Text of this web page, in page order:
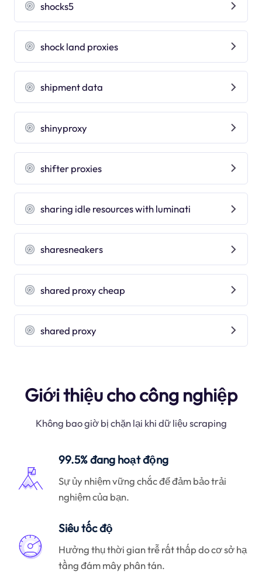
shocks5
shock land proxies
shipment data
shinyproxy
shifter proxies
sharing idle resources with luminati
sharesneakers
shared proxy cheap
shared proxy
Giới thiệu cho công nghiệp
Không bao giờ bị chặn lại khi dữ liệu scraping
99.5% đang hoạt động
Sự ủy nhiệm vững chắc để đảm bảo trải
nghiệm của bạn.
Siêu tốc độ
Hưởng thụ thời gian trễ rất thấp do cơ sở hạ
tầng đám mây phân tán.